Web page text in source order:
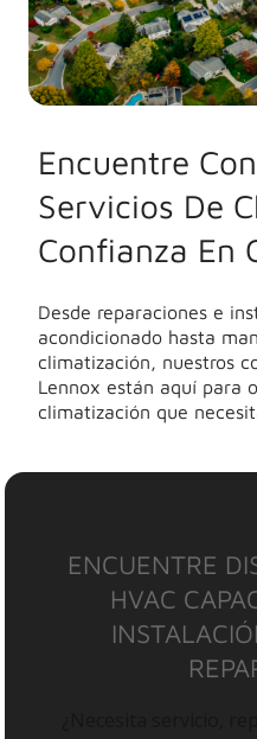
Encuentre
Servicios De
Confianza En
Desde reparaciones e
acondicionado hasta
climatización, nuestros
Lennox están aquí para
climatización que
ENCUENTRE
HVAC